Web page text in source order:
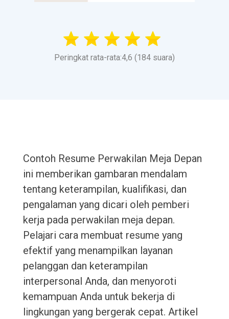
Peringkat rata-rata:4,6 (184 suara)
Contoh Resume Perwakilan Meja Depan
ini memberikan gambaran mendalam
tentang keterampilan, kualifikasi, dan
pengalaman yang dicari oleh pemberi
kerja pada perwakilan meja depan.
Pelajari cara membuat resume yang
efektif yang menampilkan layanan
pelanggan dan keterampilan
interpersonal Anda, dan menyoroti
kemampuan Anda untuk bekerja di
lingkungan yang bergerak cepat. Artikel